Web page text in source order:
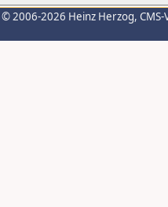
© 2006-2026 Heinz Herzog,